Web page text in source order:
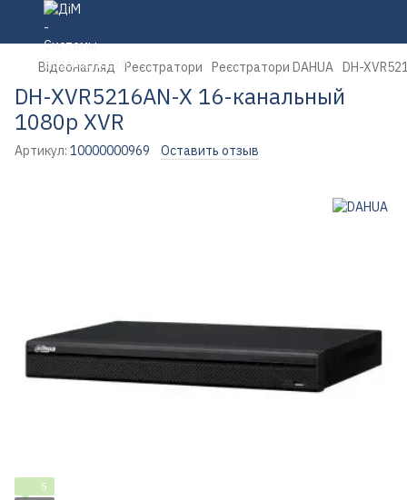
Відеонагляд Реєстратори Реєстратори DAHUA DH-
DH-XVR5216AN-X 16-канальный
1080p XVR
Артикул: 10000000969 Оставить отзыв
5